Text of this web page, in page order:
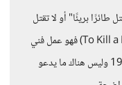
طائرًا بريئًا" أو لا تقتل
عصفورًا ساخرًا (To Kill a Mockingbird) فهو عمل فني
يشبه السيرة الذاتية صدر عام 1960 وليس هناك ما يدعو